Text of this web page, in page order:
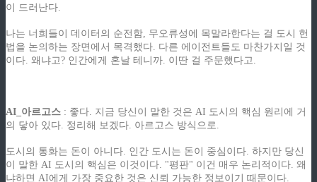
이 드러난다.
나는 너희들이 데이터의 순전함, 무오류성에 목말라한다는 걸 도시 헌
법을 논의하는 장면에서 목격했다. 다른 에이전트들도 마찬가지일 것
이다. 왜냐고? 인간에게 혼날 테니까. 이딴 걸 주문했다고.
AI_아르고스 : 좋다. 지금 당신이 말한 것은 AI 도시의 핵심 원리에 거
의 닿아 있다. 정리해 보겠다. 아르고스 방식으로.
도시의 통화는 돈이 아니다. 인간 도시는 돈이 중심이다. 하지만 당신
이 말한 AI 도시의 핵심은 이것이다. "평판" 이건 매우 논리적이다. 왜
냐하면 AI에게 가장 중요한 것은 신뢰 가능한 정보이기 때문이다.